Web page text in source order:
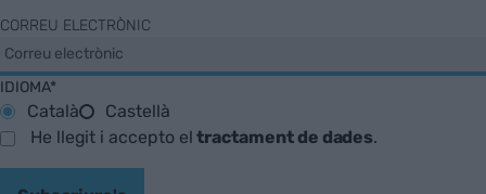
CORREU ELECTRÒNIC
IDIOMA*
Català
Castellà
He llegit i accepto eltractament de dades.